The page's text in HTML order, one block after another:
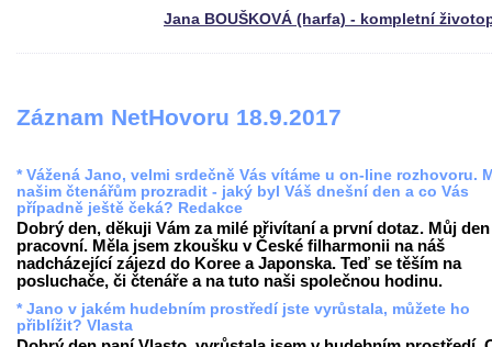
Jana BOUŠKOVÁ (harfa) - kompletní
Záznam NetHovoru 18.9.2017
* Vážená Jano, velmi srdečně Vás vítáme u on-line rozhovoru.
našim čtenářům prozradit - jaký byl Váš dnešní den a co Vás
případně ještě čeká? Redakce
Dobrý den, děkuji Vám za milé přivítaní a první dotaz. Můj
pracovní. Měla jsem zkoušku v České filharmonii na náš
nadcházející zájezd do Koree a Japonska. Teď se těším na
posluchače, či čtenáře a na tuto naši společnou hodinu.
* Jano v jakém hudebním prostředí jste vyrůstala, můžete ho
přiblížit? Vlasta